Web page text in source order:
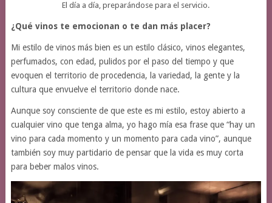
El día a día, preparándose para el servicio.
¿Qué vinos te emocionan o te dan más placer?
Mi estilo de vinos más bien es un estilo clásico, vinos elegantes,
perfumados, con edad, pulidos por el paso del tiempo y que
evoquen el territorio de procedencia, la variedad, la gente y la
cultura que envuelve el territorio donde nace.
Aunque soy consciente de que este es mi estilo, estoy abierto a
cualquier vino que tenga alma, yo hago mía esa frase que “hay un
vino para cada momento y un momento para cada vino”, aunque
también soy muy partidario de pensar que la vida es muy corta
para beber malos vinos.